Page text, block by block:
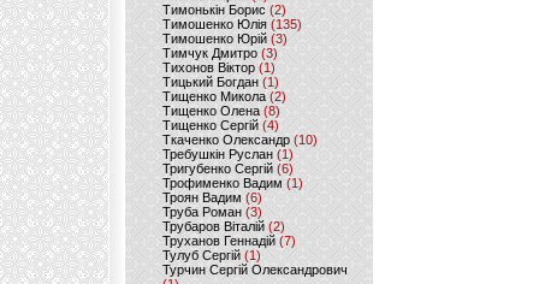
Тимонькін Борис (2)
Тимошенко Юлія (135)
Тимошенко Юрій(3)
Тимчук Дмитро (3)
Тихонов Віктор (1)
Тицький Богдан (1)
Тищенко Микола (2)
Тищенко Олена (8)
Тищенко Сергій (4)
Ткаченко Олександр (10)
Требушкін Руслан (1)
Тригубенко Сергій(6)
Трофименко Вадим (1)
Троян Вадим (6)
Труба Роман(3)
Трубаров Віталій (2)
Труханов Геннадій (7)
Тулуб Сергій(1)
Турчин Сергій Олександрович